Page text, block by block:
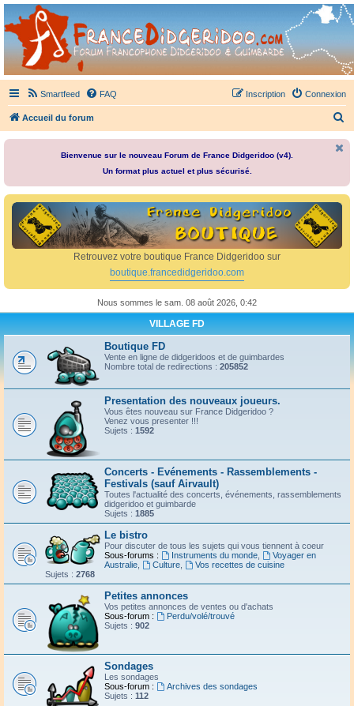
France Didgeridoo
Didgeridoo et Guimbarde sur France Didgeridoo - retrouvez la communauté.
Smartfeed FAQ Connexion
Inscription
Accueil du forum
e
r
Bienvenue sur le nouveau Forum de France Didgeridoo (v4).
Un format plus actuel et plus sécurisé.
Retrouvez votre boutique France Didgeridoo sur
boutique.francedidgeridoo.com
Nous sommes le sam. 08 août 2026, 0:42
VILLAGE FD
Boutique FD
Vente en ligne de didgeridoos et de guimbardes
Nombre total de redirections : 205852
Presentation des nouveaux joueurs.
Vous êtes nouveau sur France Didgeridoo ?
Venez vous presenter !!!
Sujets : 1592
Concerts - Evénements - Rassemblements -
Festivals (sauf Airvault)
Toutes l'actualité des concerts, événements, rassemblements
didgeridoo et guimbarde
Sujets : 1885
Le bistro
Pour discuter de tous les sujets qui vous tiennent à coeur
Sous-forums :
Instruments du monde,
Voyager en
Australie
Culture,
Vos recettes de cuisine
Sujets : 2768
Petites annonces
Vos petites annonces de ventes ou d'achats
Sous-forum :
Perdu/volé/trouvé
Sujets : 902
Sondages
Les sondages
Sous-forum :
Archives des sondages
Sujets : 112